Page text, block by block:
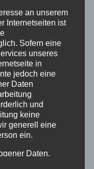
Fenster.
aus:
Übersichts-Plan
an unserem
Internetseiten ist
Sofern eine
unseres
in
jedoch eine
Daten
und
keine
generell eine
ein.
Daten,